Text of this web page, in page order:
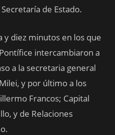
de Estado.
y diez minutos en los que
intercambiaron a
a la secretaria general
y por último a los
Francos; Capital
y de Relaciones